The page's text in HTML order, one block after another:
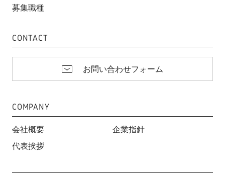
募集職種
CONTACT
お問い合わせフォーム
COMPANY
会社概要
企業指針
代表挨拶